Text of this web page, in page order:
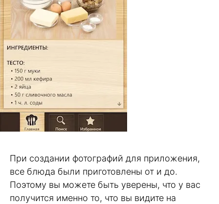
При создании фотографий для приложения,
все блюда были приготовлены от и до.
Поэтому вы можете быть уверены, что у вас
получится именно то, что вы видите на